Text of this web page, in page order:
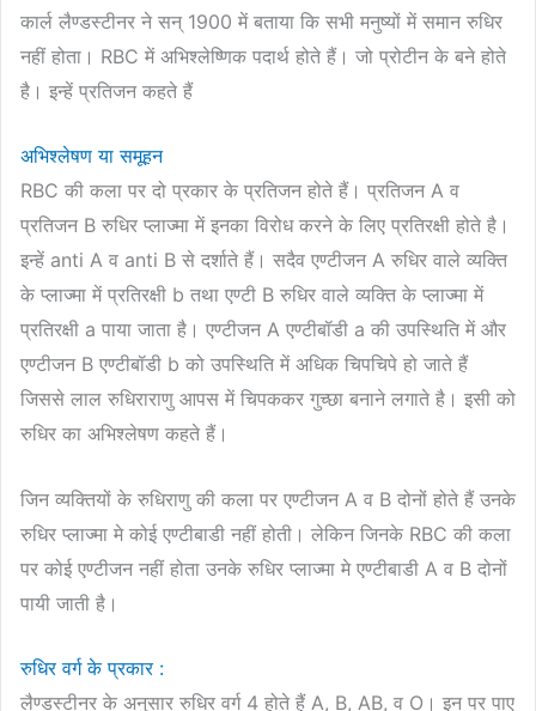
कार्ल लैण्डस्टीनर ने सन् 1900 में बताया कि सभी मनुष्यों में समान रुधिर
नहीं होता। RBC में अभिश्लेष्णिक पदार्थ होते हैं। जो प्रोटीन के बने होते
है। इन्हें प्रतिजन कहते हैं
अभिश्लेषण या समूहन
RBC की कला पर दो प्रकार के प्रतिजन होते हैं। प्रतिजन A व
प्रतिजन B रुधिर प्लाज्मा में इनका विरोध करने के लिए प्रतिरक्षी होते है।
इन्हें anti A व anti B से दर्शाते हैं। सदैव एण्टीजन A रुधिर वाले व्यक्ति
के प्लाज्मा में प्रतिरक्षी b तथा एण्टी B रुधिर वाले व्यक्ति के प्लाज्मा में
प्रतिरक्षी a पाया जाता है। एण्टीजन A एण्टीबॉडी a की उपस्थिति में और
एण्टीजन B एण्टीबॉडी b को उपस्थिति में अधिक चिपचिपे हो जाते हैं
जिससे लाल रुधिराराणु आपस में चिपककर गुच्छा बनाने लगाते है। इसी को
रुधिर का अभिश्लेषण कहते हैं।
जिन व्यक्तियों के रुधिराणु की कला पर एण्टीजन A व B दोनों होते हैं उनके
रुधिर प्लाज्मा मे कोई एण्टीबाडी नहीं होती। लेकिन जिनके RBC की कला
पर कोई एण्टीजन नहीं होता उनके रुधिर प्लाज्मा मे एण्टीबाडी A व B दोनों
पायी जाती है।
रुधिर वर्ग के प्रकार :
लैण्डस्टीनर के अनुसार रुधिर वर्ग 4 होते हैं A, B, AB, व O। इन पर पाए